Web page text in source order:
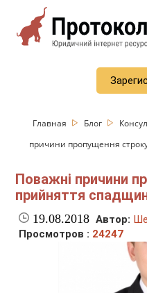
Главная Блог
причини пропущення
Поважні причини
прийняття
19.08.2018 Автор:
Просмотров : 24247